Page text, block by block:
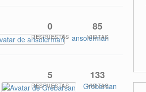
ansolerman
0
RESPUESTAS
85
VISITAS
Grebarsan
5
RESPUESTAS
133
VISITAS